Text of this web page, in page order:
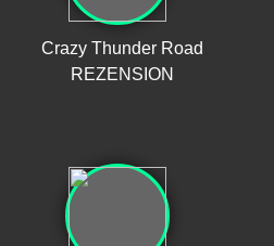
Crazy Thunder Road
REZENSION